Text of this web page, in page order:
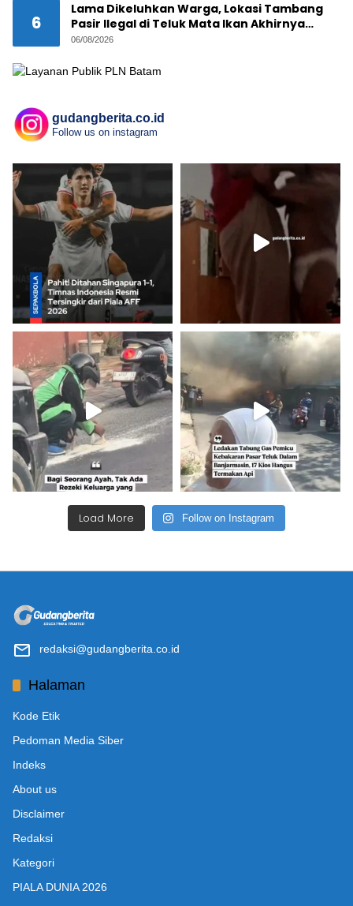
6
Lama Dikeluhkan Warga, Lokasi Tambang
Pasir Ilegal di Teluk Mata Ikan Akhirnya
Digerebek
06/08/2026
gudangberita.co.id
Follow us on instagram
Load More Follow on Instagram
redaksi@gudangberita.co.id
Halaman
Kode Etik
Pedoman Media Siber
Indeks
About us
Disclaimer
Redaksi
Kategori
PIALA DUNIA 2026